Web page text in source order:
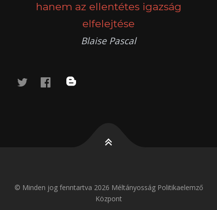
hanem az ellentétes igazság
elfelejtése
Blaise Pascal
twitterfacebook
blog
© Minden jog fenntartva 2026 Méltányosság Politikaelemző
Központ